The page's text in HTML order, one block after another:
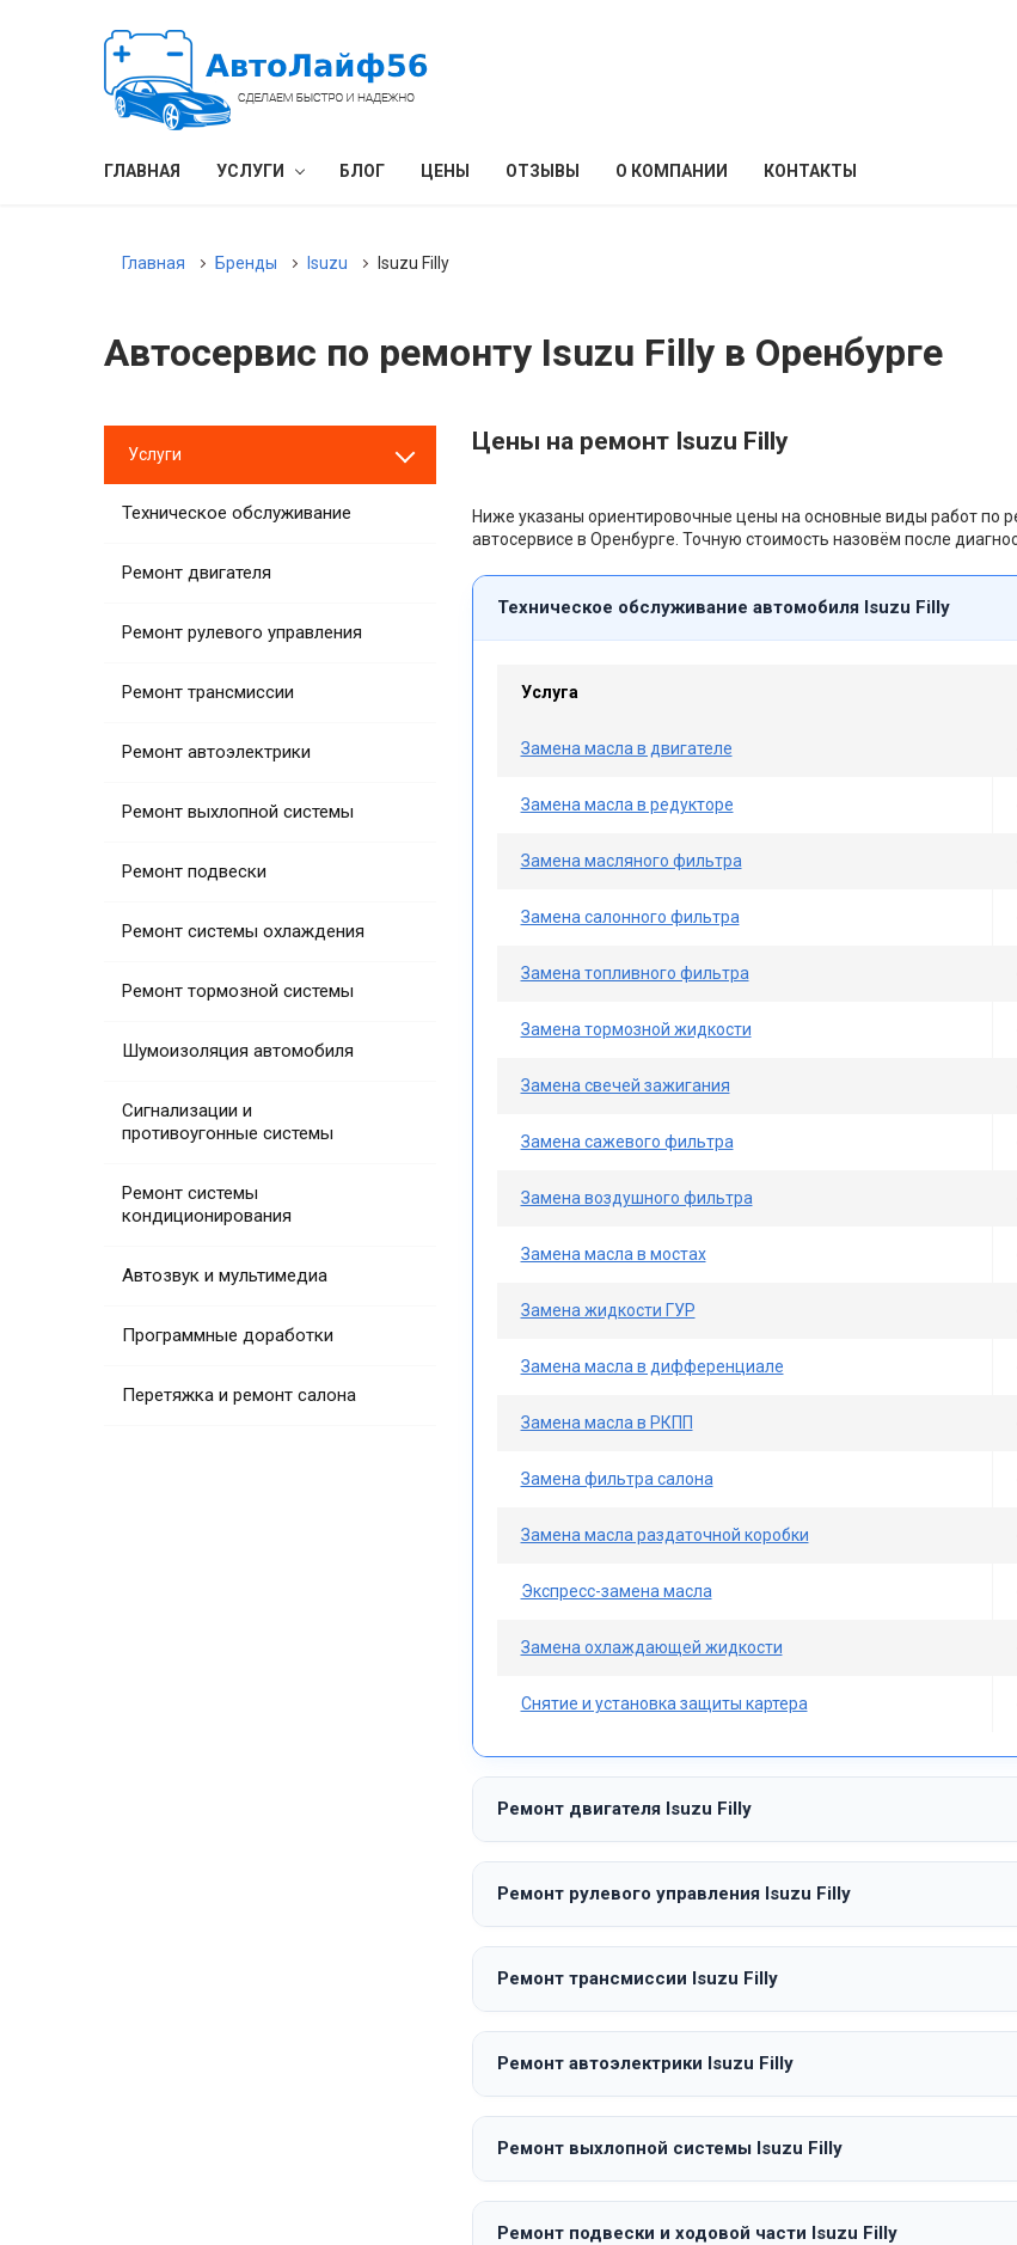
ГЛАВНАЯ УСЛУГИ БЛОГ ЦЕНЫ ОТЗЫВЫ О КОМПАНИИ КОНТАКТЫ
Главная Бренды Isuzu Isuzu Filly
Автосервис по ремонту Isuzu Filly в Оренбурге
Услуги
Техническое обслуживание
Ремонт двигателя
Ремонт рулевого управления
Ремонт трансмиссии
Ремонт автоэлектрики
Ремонт выхлопной системы
Ремонт подвески
Ремонт системы охлаждения
Ремонт тормозной системы
Шумоизоляция автомобиля
Сигнализации и
противоугонные системы
Ремонт системы
кондиционирования
Автозвук и мультимедиа
Программные доработки
Перетяжка и ремонт салона
Цены на ремонт Isuzu Filly
Ниже указаны ориентировочные цены на основные виды работ по
автосервисе в Оренбурге. Точную стоимость назовём после
Техническое обслуживание автомобиля Isuzu Filly
Услуга
Замена масла в двигателе
Замена масла в редукторе
Замена масляного фильтра
Замена салонного фильтра
Замена топливного фильтра
Замена тормозной жидкости
Замена свечей зажигания
Замена сажевого фильтра
Замена воздушного фильтра
Замена масла в мостах
Замена жидкости ГУР
Замена масла в дифференциале
Замена масла в РКПП
Замена фильтра салона
Замена масла раздаточной коробки
Экспресс-замена масла
Замена охлаждающей жидкости
Снятие и установка защиты картера
Ремонт двигателя Isuzu Filly
Ремонт рулевого управления Isuzu Filly
Ремонт трансмиссии Isuzu Filly
Ремонт автоэлектрики Isuzu Filly
Ремонт выхлопной системы Isuzu Filly
Ремонт подвески и ходовой части Isuzu Filly